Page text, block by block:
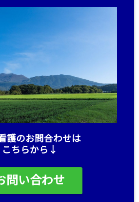
護のお問合わせは
こちらから↓
問い合わせ